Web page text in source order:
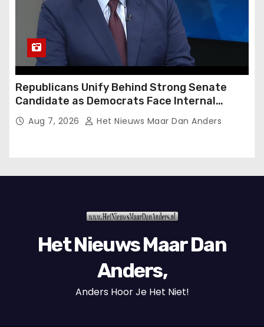
Republicans Unify Behind Strong Senate
Candidate as Democrats Face Internal
Division in Key Race
Aug 7, 2026 Het Nieuws Maar Dan Anders
Het Nieuws Maar Dan
Anders,
Anders Hoor Je Het Niet!